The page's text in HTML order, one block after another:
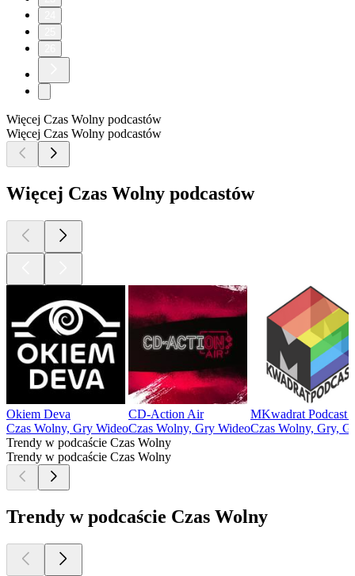
Więcej Czas Wolny podcastów
Więcej Czas Wolny podcastów
Więcej Czas Wolny podcastów
Okiem Deva
Czas Wolny, Gry Wideo
CD-Action Air
Czas Wolny, Gry Wideo
MKwadrat Podcast
Czas Wolny, Gry,
Trendy w podcaście Czas Wolny
Trendy w podcaście Czas Wolny
Trendy w podcaście Czas Wolny